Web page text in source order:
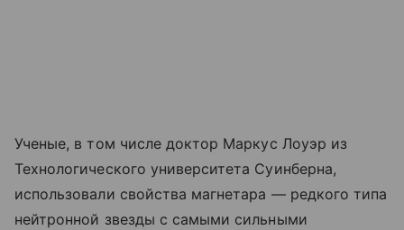
Ученые, в том числе доктор Маркус Лоуэр из
Технологического университета Суинберна,
использовали свойства магнетара — редкого типа
нейтронной звезды с самыми сильными